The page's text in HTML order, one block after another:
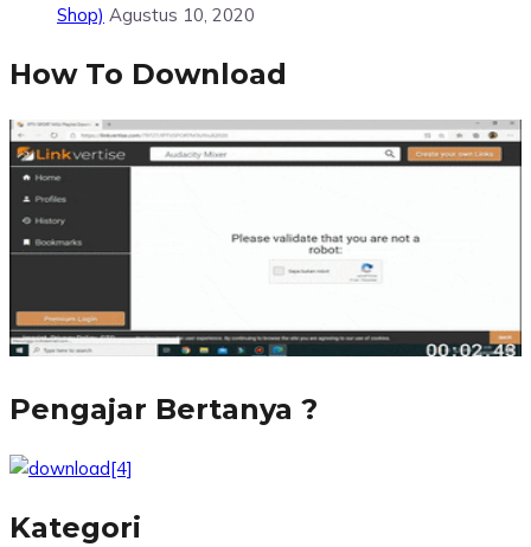
Shop) Agustus 10, 2020
How To Download
Pengajar Bertanya ?
Kategori